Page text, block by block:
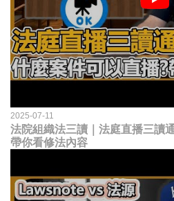
2025-07-11
法院組織法三讀｜法庭直播三讀
帶你看修法內容